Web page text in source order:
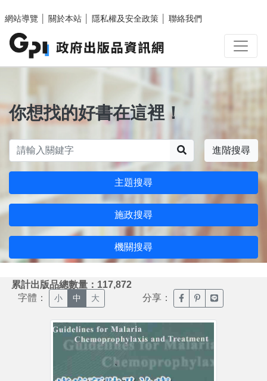
網站導覽
關於本站 隱私權及安全政策 聯絡我們
你想找的好書在這裡！
進階搜尋
主題搜尋
施政搜尋
機關搜尋
累計出版品總數量：117,872
字體： 小 中 大 分享： 臉書分享(另開新視窗)
噗浪分享(另開新
Line分享(另